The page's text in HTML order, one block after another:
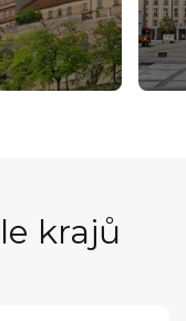
krajů